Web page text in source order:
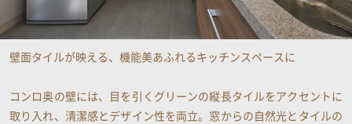
壁面タイルが映える、機能美あふれるキッチンスペースに
コンロ奥の壁には、目を引くグリーンの縦長タイルをアクセントに
取り入れ、清潔感とデザイン性を両立。窓からの自然光とタイルの